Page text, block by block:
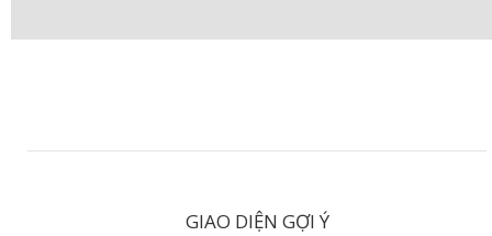
GIAO DIỆN GỢI Ý